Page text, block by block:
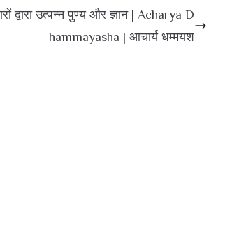
द्वारा उत्पन्न पुण्य और ज्ञान | Acharya D
hammayasha | आचार्य धम्मयश